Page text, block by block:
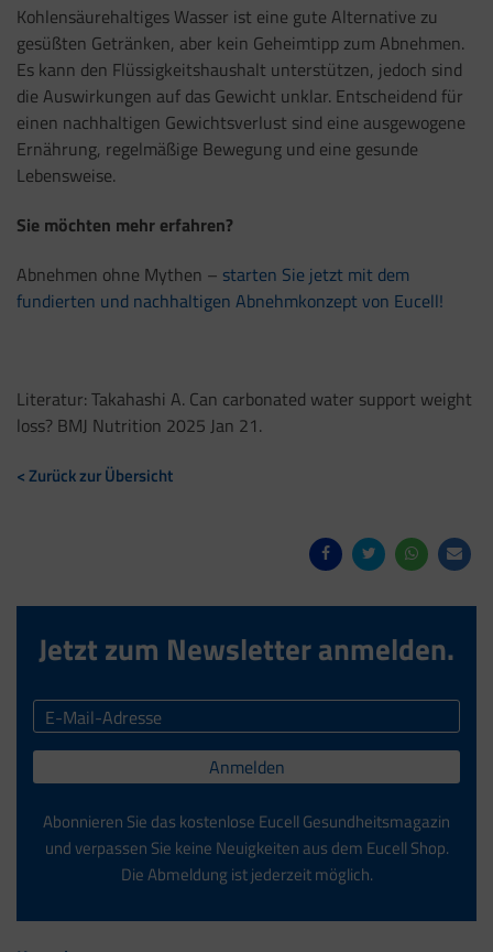
Kohlensäurehaltiges Wasser ist eine gute Alternative zu
gesüßten Getränken, aber kein Geheimtipp zum Abnehmen.
Es kann den Flüssigkeitshaushalt unterstützen, jedoch sind
die Auswirkungen auf das Gewicht unklar. Entscheidend für
einen nachhaltigen Gewichtsverlust sind eine ausgewogene
Ernährung, regelmäßige Bewegung und eine gesunde
Lebensweise.
Sie möchten mehr erfahren?
Abnehmen ohne Mythen – starten Sie jetzt mit dem
fundierten und nachhaltigen Abnehmkonzept von Eucell!
Literatur: Takahashi A. Can carbonated water support weight
loss? BMJ Nutrition 2025 Jan 21.
< Zurück zur Übersicht
Jetzt zum Newsletter anmelden.
Anmelden
Abonnieren Sie das kostenlose Eucell Gesundheitsmagazin
und verpassen Sie keine Neuigkeiten aus dem Eucell Shop.
Die Abmeldung ist jederzeit möglich.